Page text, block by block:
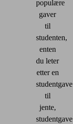
populære
gaver
til
studenten,
enten
du leter
etter en
studentgave
til
jente,
studentgave